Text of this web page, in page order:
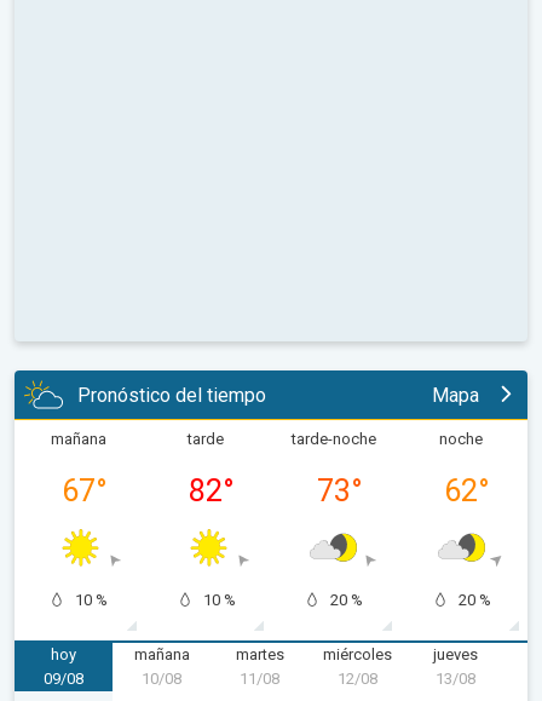
Pronóstico del tiempo Mapa
mañana
67°
10 %
tarde
82°
10 %
tarde-noche
73°
20 %
noche
62°
20 %
hoy
domingo, 09/08
09/08
mañana
10/08
martes
11/08
miércoles
miércoles, 12/08
12/08
jueves
13/08